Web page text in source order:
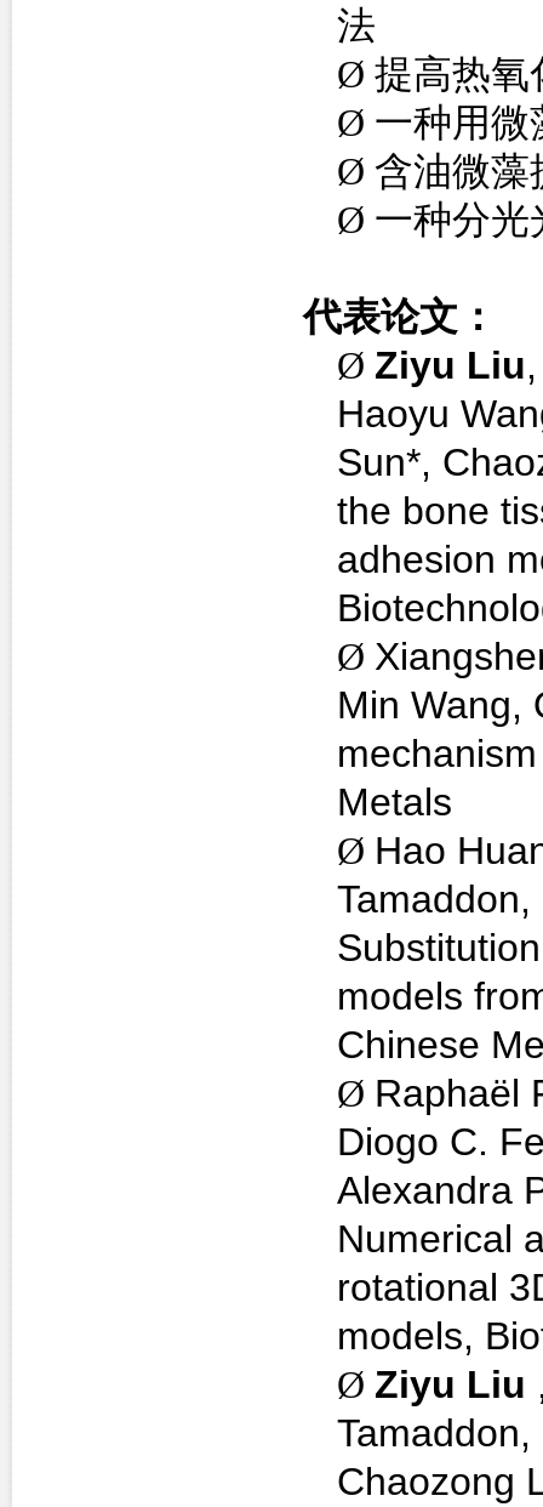
法
Ø 提高热氧
Ø 一种用微
Ø 含油微藻
Ø 一种分光
代表论文：
Ø Ziyu Liu
Haoyu
Sun*,
the bone
adhesion
Ø
Min Wang,
Metals
Ø Hao
models
Chinese
Ø Raphaël
Diogo C.
Alexandra
Numerical
rotational
models,
Ø Ziyu Liu
Chaozong